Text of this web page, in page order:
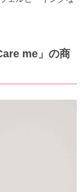
me」の商